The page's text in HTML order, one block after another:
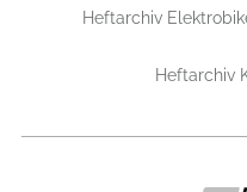
Heftarchiv
Heftarchiv